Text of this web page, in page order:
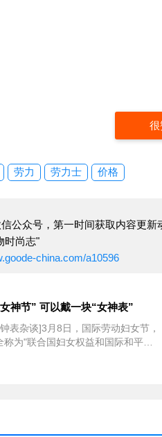
很
劳力 劳力士 价格
公众号，第一时间获取内容更新
时尚志"
china.com/a10596
神节” 可以戴一块“女神表”
表杂谈]3月8日，国际劳动妇女节，
称为"联合国妇女权益和国际和平